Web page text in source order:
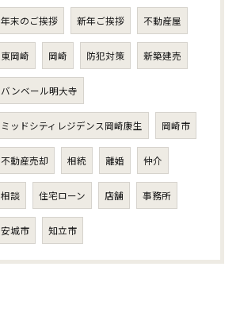
年末のご挨拶 新年ご挨拶 不動産屋
東岡崎 岡崎 防犯対策 新築建売
バンベール明大寺
ミッドシティレジデンス岡崎康生 岡崎市
不動産売却 相続 離婚 仲介
相談 住宅ローン 店舗 事務所
安城市 知立市